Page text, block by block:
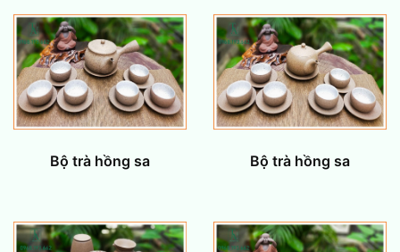
Bộ trà hồng sa Bộ trà hồng sa